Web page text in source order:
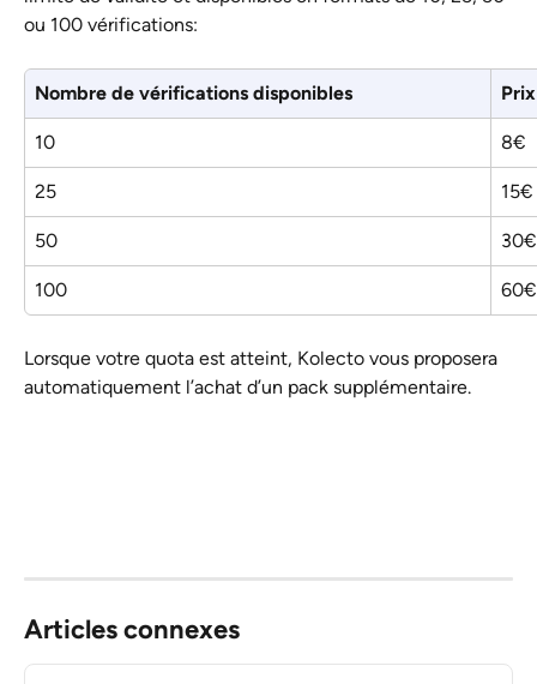
ou 100 vérifications:
Nombre de vérifications disponibles Prix
10 8€
25 15€
50 30€
100 60€
Lorsque votre quota est atteint, Kolecto vous proposera
automatiquement l’achat d’un pack supplémentaire.
Articles connexes